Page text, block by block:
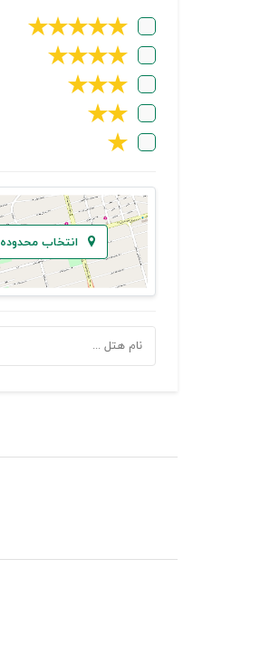
★
★
★
★
★
★
★
★
★
★
★
★
★
★
★
انتخاب محدوده